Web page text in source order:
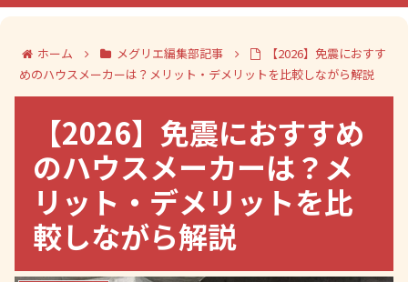
ホーム メグリエ編集部記事
【2026】免震におすす
めのハウスメーカーは？メリット・デメリットを比較しながら解説
【2026】免震におすすめ
のハウスメーカーは？メ
リット・デメリットを比
較しながら解説